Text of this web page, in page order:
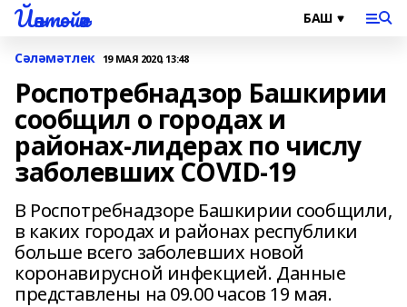
Йәнтөйәк
Сәләмәтлек 19 МАЯ 2020, 13:48
Роспотребнадзор Башкирии
сообщил о городах и
районах-лидерах по числу
заболевших COVID-19
В Роспотребнадзоре Башкирии сообщили,
в каких городах и районах республики
больше всего заболевших новой
коронавирусной инфекцией. Данные
представлены на 09.00 часов 19 мая.